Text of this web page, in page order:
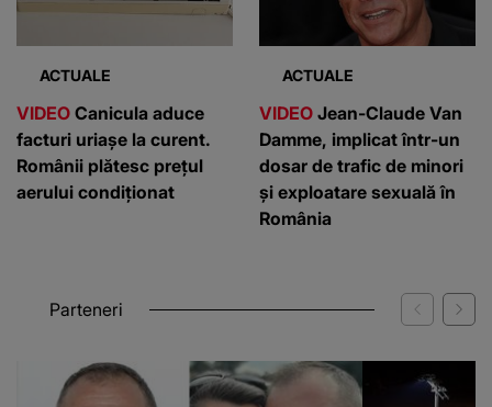
ACTUALE
VIDEO Canicula aduce
facturi uriașe la curent.
Românii plătesc prețul
aerului condiționat
ACTUALE
VIDEO Jean-Claude Van
Damme, implicat într-un
dosar de trafic de minori
și exploatare sexuală în
România
Parteneri